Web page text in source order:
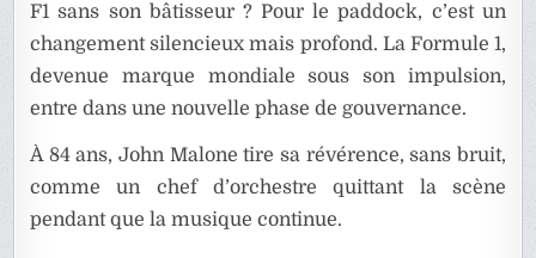
F1 sans son bâtisseur ? Pour le paddock, c’est un
changement silencieux mais profond. La Formule 1,
devenue marque mondiale sous son impulsion,
entre dans une nouvelle phase de gouvernance.
À 84 ans, John Malone tire sa révérence, sans bruit,
comme un chef d’orchestre quittant la scène
pendant que la musique continue.